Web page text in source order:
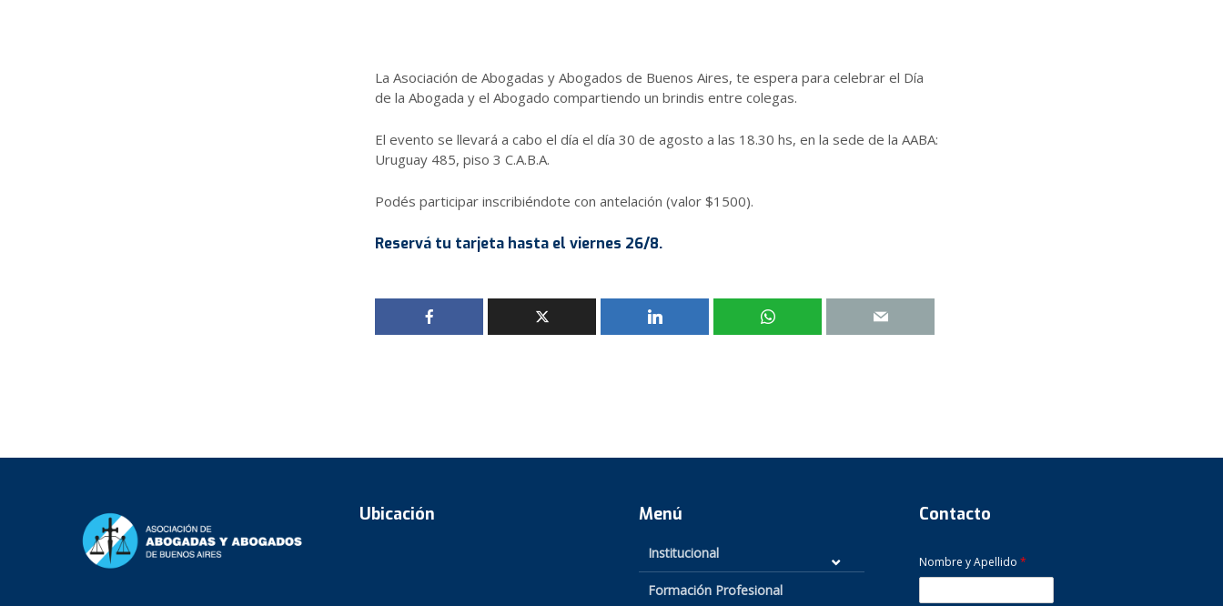
La Asociación de Abogadas y Abogados de Buenos Aires, te espera para celebrar el Día
de la Abogada y el Abogado compartiendo un brindis entre colegas.
El evento se llevará a cabo el día el día 30 de agosto a las 18.30 hs, en la sede de la AABA:
Uruguay 485, piso 3 C.A.B.A.
Podés participar inscribiéndote con antelación (valor $1500).
Reservá tu tarjeta hasta el viernes 26/8.
Ubicación Menú
Institucional
Formación Profesional
Contacto
Nombre y Apellido *